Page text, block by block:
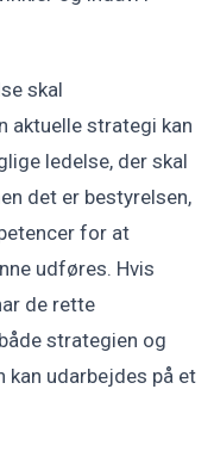
skal
aktuelle strategi kan
ledelse, der skal
det er bestyrelsen,
for at
udføres. Hvis
de rette
strategien og
kan udarbejdes på et